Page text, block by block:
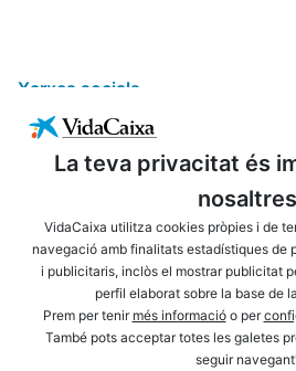
La teva privacitat és
nosaltres
VidaCaixa utilitza cookies pròpies i de
navegació amb finalitats estadístiques de
i publicitaris, inclòs el mostrar publicitat
perfil elaborat sobre la base de
Prem per tenir més informacióo per
També pots acceptar totes les galetes
seguir
Xarxes socials
ENLLAÇOS D'INTERÈS AVÍS
PRIVACITAT